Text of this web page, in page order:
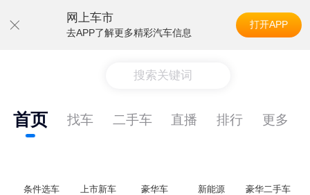
网上车市
去APP了解更多精彩汽车信息
打开APP
搜索关键词
首页 找车 二手车 直播 排行 更多
条件选车 上市新车 豪华车 新能源 豪华二手车